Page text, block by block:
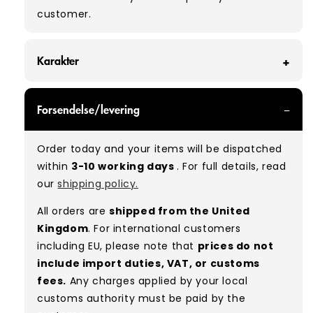
customer.
Karakter
can expect items that are in great condition
with minimal signs of wear. While they are
used, they remain free of significant defects
and are in excellent shape overall.
Please note:As these are vintage/used
garments, a small percentage (5–10%) may
have minor flaws such as small tears, holes, or
stains. While we carefully inspect all items, a
degree of human error is possible. Condition
Forsendelse/levering
Order today and your items will be dispatched
within 3-10 working days. For full details, read
ourshipping policy.
All orders are shipped from the United
Kingdom. For international customers
including EU, please note that prices do not
include import duties, VAT, or customs
fees. Any charges applied by your local
customs authority must be paid by the